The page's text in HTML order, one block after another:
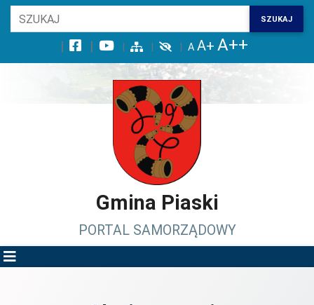
Wróć na początek strony
Przejdź do treści głównej
Przejdź do stopki
Przejdź do menu górnego
Przejdź do mapy serwisu
SZUKAJ
Gmina Piaski
PORTAL SAMORZĄDOWY